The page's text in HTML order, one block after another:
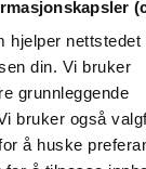
hjelper nettstedet
din. Vi bruker
grunnleggende
bruker også
å huske